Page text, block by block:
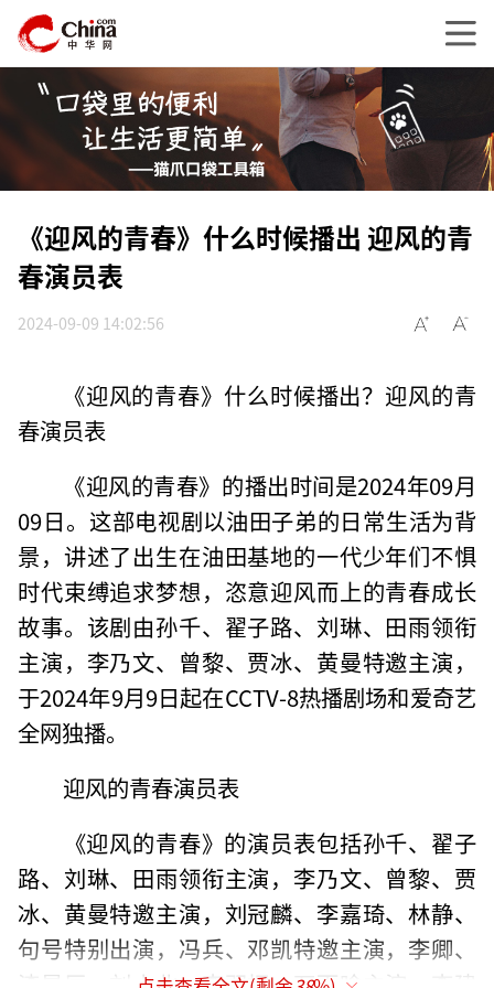
《迎风的青春》什么时候播出 迎风的青
春演员表
2024-09-09 14:02:56
《迎风的青春》什么时候播出？迎风的青
春演员表
‌《迎风的青春》的播出时间是2024年09月
09日。‌这部电视剧以油田子弟的日常生活为背
景，讲述了出生在油田基地的一代少年们不惧
时代束缚追求梦想，恣意迎风而上的青春成长
故事。该剧由孙千、翟子路、刘琳、田雨领衔
主演，李乃文、曾黎、贾冰、黄曼特邀主演，
于2024年9月9日起在CCTV-8热播剧场和爱奇艺
全网独播‌。
迎风的青春演员表
‌《迎风的青春》的演员表包括孙千、翟子
路、刘琳、田雨领衔主演，李乃文、曾黎、贾
冰、黄曼特邀主演，刘冠麟、李嘉琦、林静、
句号特别出演，冯兵、邓凯特邀主演，李卿、